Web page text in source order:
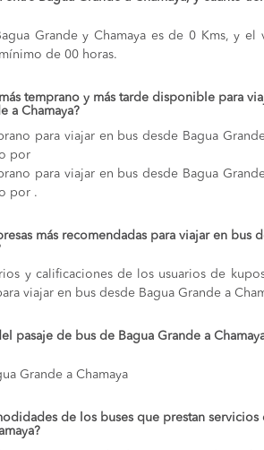
Grande y Chamaya es de 0 Kms, y el
de 00 horas.
temprano y más tarde disponible para
a Chamaya?
para viajar en bus desde Bagua
por
para viajar en bus desde Bagua
por .
más recomendadas para viajar en bus
y calificaciones de los usuarios de
viajar en bus desde Bagua Grande a
pasaje de bus de Bagua Grande a
Grande a Chamaya
de los buses que prestan servicios